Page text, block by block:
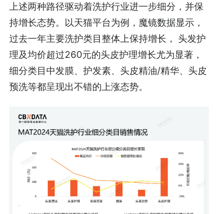
上述两种路径驱动着洗护行业进一步细分，并保
持增长态势。以天猫平台为例，魔镜数据显示，
过去一年主要洗护类目整体上保持增长， 头发护
理及均价超过260元的头皮护理增长尤为显著，
细分类目中发膜、护发素、头皮精油/精华、头皮
预洗等都呈现出不错的上涨态势。